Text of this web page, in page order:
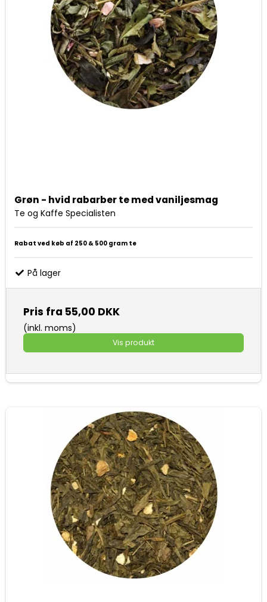
Grøn - hvid rabarber te med vaniljesmag
Te og Kaffe Specialisten
Rabat ved køb af 250 & 500 gram te
På lager
Pris fra 55,00 DKK
(inkl. moms)
Vis produkt